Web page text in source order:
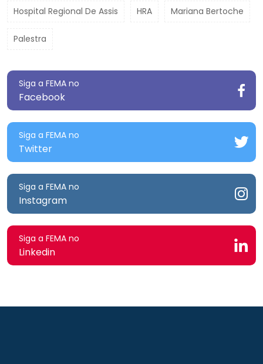
Hospital Regional De Assis HRA Mariana Bertoche
Palestra
Siga a FEMA no
Facebook
Siga a FEMA no
Twitter
Siga a FEMA no
Instagram
Siga a FEMA no
Linkedin